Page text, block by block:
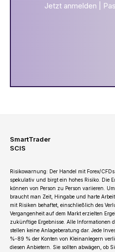
Jetzt anmelden
SmartTrader
SCIS
Risikowarnung: Der Handel mit Forex/
spekulativ und birgt ein hohes Risiko. Die
können von Person zu Person variieren.
braucht man Zeit, Hingabe und harte
mit Risiken behaftet, einschließlich des
Vergangenheit auf dem Markt erzielten
zukünftige Ergebnisse. Alle Informationen
stellen keine Anlageberatung dar. Jede
%-89 % der Konten von Kleinanlegern
diesen Anbietern. Sie sollten abwägen, ob